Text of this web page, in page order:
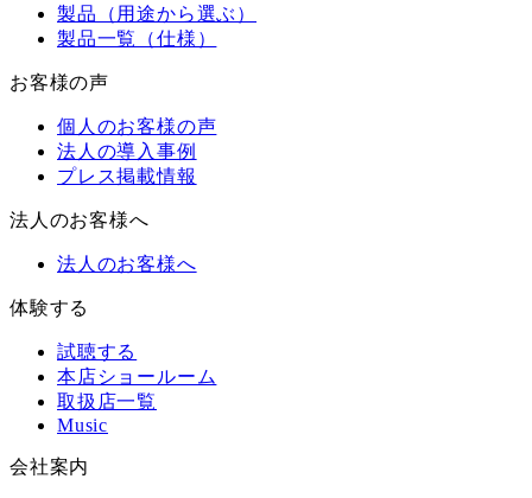
製品（用途から選ぶ）
製品一覧（仕様）
お客様の声
個人のお客様の声
法人の導入事例
プレス掲載情報
法人のお客様へ
法人のお客様へ
体験する
試聴する
本店ショールーム
取扱店一覧
Music
会社案内